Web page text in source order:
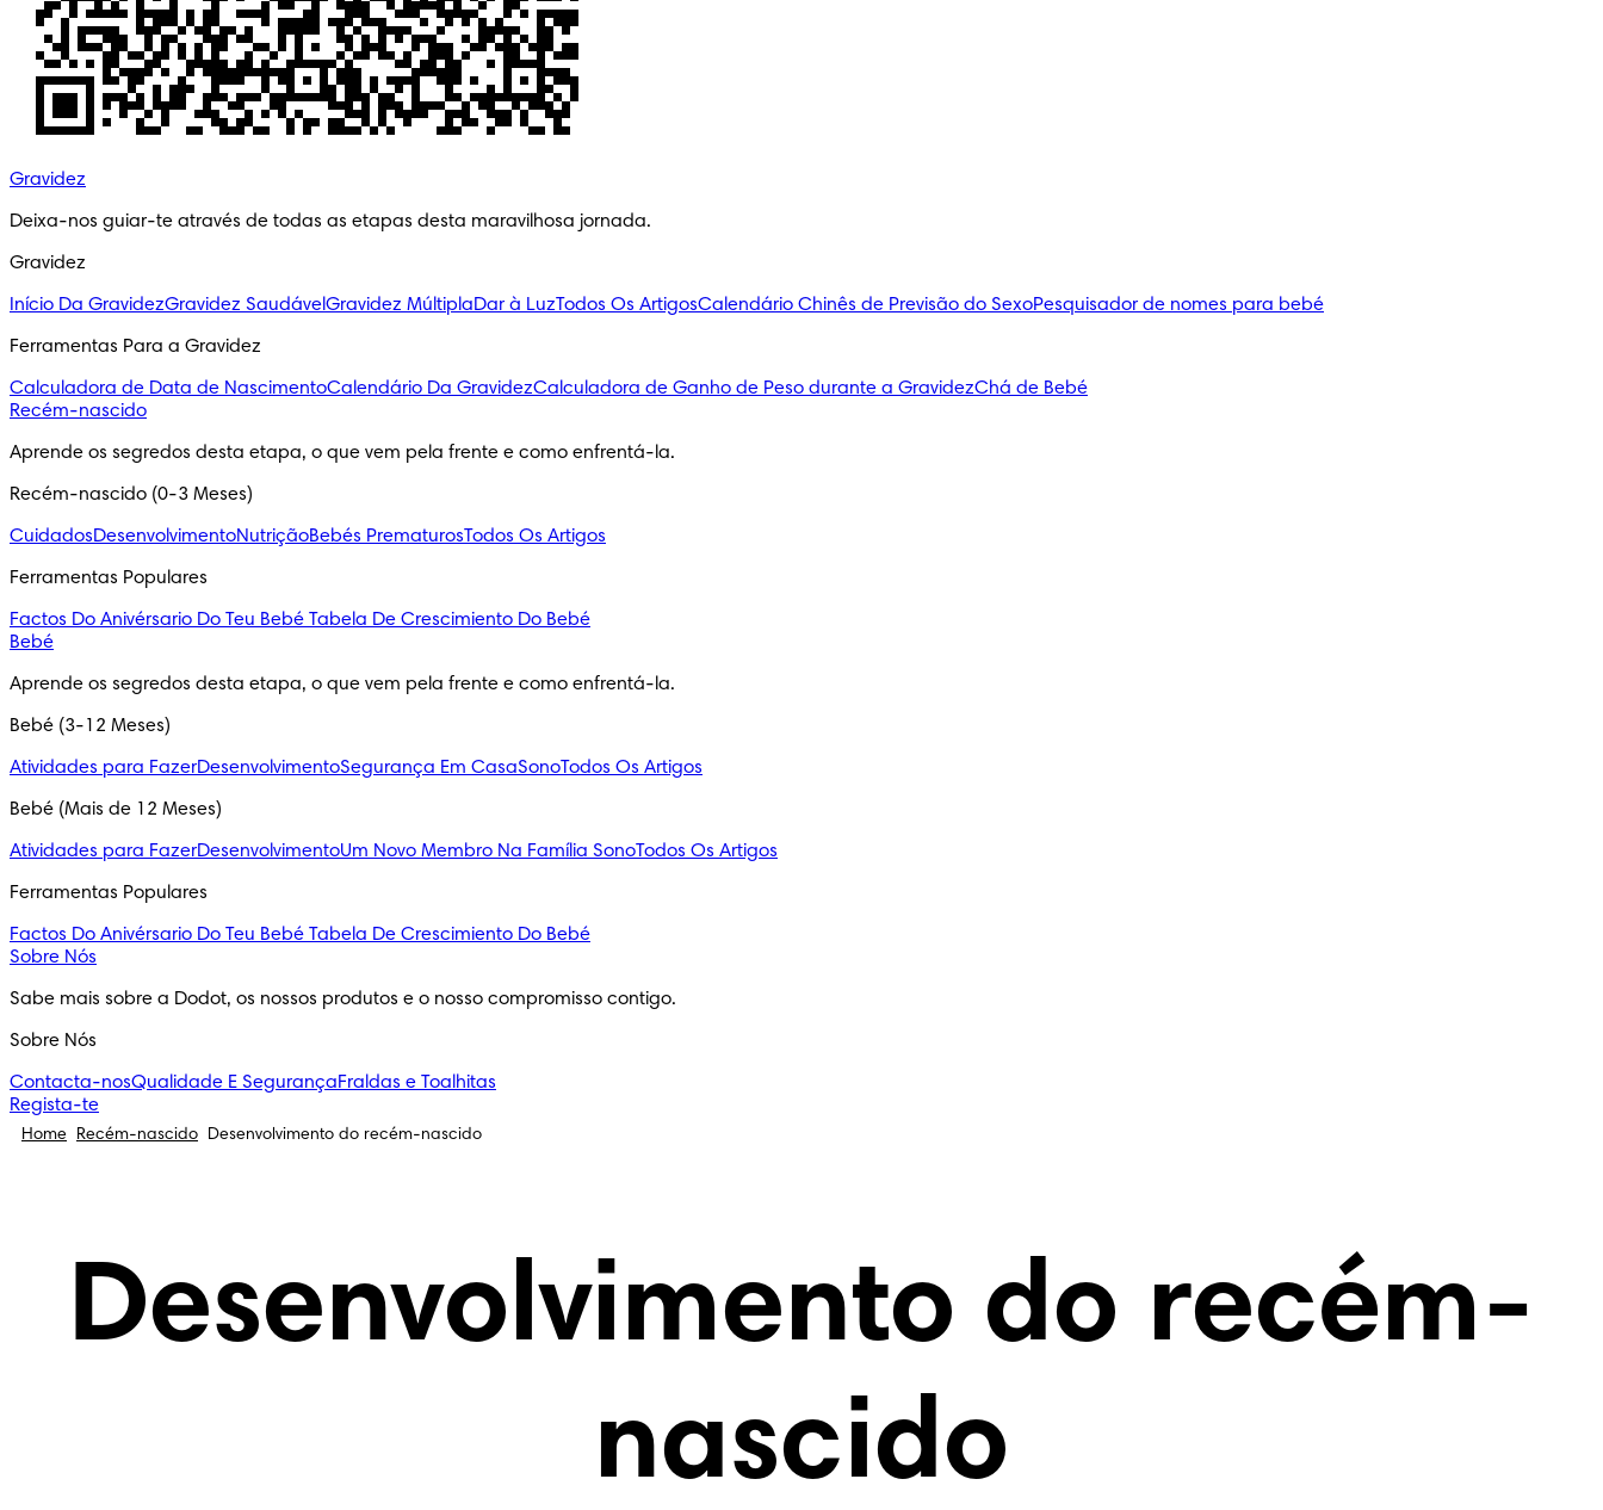
Gravidez
Deixa-nos guiar-te através de todas as etapas desta maravilhosa jornada.
Gravidez
Início Da GravidezGravidez SaudávelGravidez MúltiplaDar à LuzTodos Os ArtigosCalendário Chinês de Previsão do SexoPesquisador de nomes para bebé
Ferramentas Para a Gravidez
Calculadora de Data de NascimentoCalendário Da GravidezCalculadora de Ganho de Peso durante a GravidezChá de Bebé
Recém-nascido
Aprende os segredos desta etapa, o que vem pela frente e como enfrentá-la.
Recém-nascido (0-3 Meses)
CuidadosDesenvolvimentoNutriçãoBebés PrematurosTodos Os Artigos
Ferramentas Populares
Factos Do Anivérsario Do Teu Bebé Tabela De Crescimiento Do Bebé
Bebé
Aprende os segredos desta etapa, o que vem pela frente e como enfrentá-la.
Bebé (3-12 Meses)
Atividades para FazerDesenvolvimentoSegurança Em CasaSonoTodos Os Artigos
Bebé (Mais de 12 Meses)
Atividades para FazerDesenvolvimentoUm Novo Membro Na Família SonoTodos Os Artigos
Ferramentas Populares
Factos Do Anivérsario Do Teu Bebé Tabela De Crescimiento Do Bebé
Sobre Nós
Sabe mais sobre a Dodot, os nossos produtos e o nosso compromisso contigo.
Sobre Nós
Contacta-nosQualidade E SegurançaFraldas e Toalhitas
Regista-te
Home Recém-nascido Desenvolvimento do recém-nascido
Desenvolvimento do recém-
nascido